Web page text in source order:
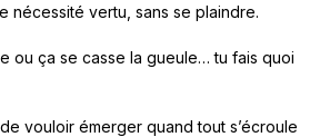
nécessité vertu, sans se plaindre.
ou ça se casse la gueule… tu fais quoi
vouloir émerger quand tout s’écroule